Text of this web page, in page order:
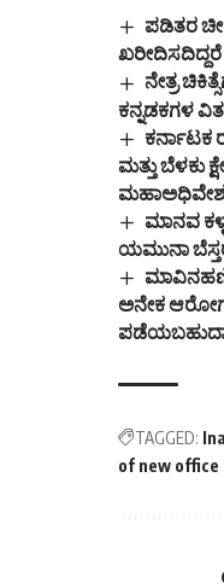
ಪಡಿತರ
ನೇತ್ರ
ಕನ್ನಡಕಗಳ
ಕರ್ನಾಟಕ
ಮತ್ತು ಬೆಳಕು
ಮಾನವ
ಯಮುನಾ
ಅನೇಕ
TAGGED:
of new office